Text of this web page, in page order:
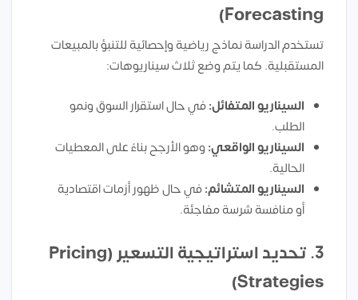
Forecasting)
تستخدم الدراسة نماذج رياضية وإحصائية للتنبؤ بالمبيعات
المستقبلية. كما يتم وضع ثلاث سيناريوهات:
السيناريو المتفائل:في حال استقرار السوق ونمو
الطلب.
السيناريو الواقعي: وهو الأرجح بناءً على المعطيات
الحالية.
السيناريو المتشائم:في حال ظهور أزمات اقتصادية
أو منافسة شرسة مفاجئة.
3. تحديد استراتيجية التسعير (Pricing
Strategies)